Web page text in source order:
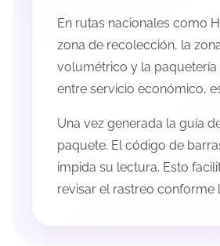
En rutas nacionales como
zona de recolección, la
volumétrico y la
entre servicio económico,
Una vez generada la guía
paquete. El código de
impida su lectura. Esto
revisar el rastreo conforme